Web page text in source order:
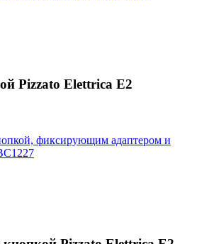
Pizzato Elettrica E2